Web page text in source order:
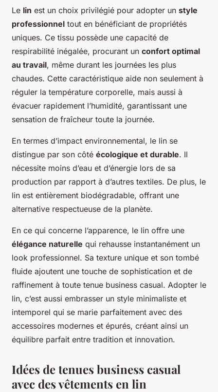
Le lin est un choix privilégié pour adopter un style
professionnel tout en bénéficiant de propriétés
uniques. Ce tissu possède une capacité de
respirabilité inégalée, procurant un confort optimal
au travail, même durant les journées les plus
chaudes. Cette caractéristique aide non seulement à
réguler la température corporelle, mais aussi à
évacuer rapidement l’humidité, garantissant une
sensation de fraîcheur toute la journée.
En termes d’impact environnemental, le lin se
distingue par son côté écologique et durable. Il
nécessite moins d’eau et d’énergie lors de sa
production par rapport à d’autres textiles. De plus, le
lin est entièrement biodégradable, offrant une
alternative respectueuse de la planète.
En ce qui concerne l’apparence, le lin offre une
élégance naturelle qui rehausse instantanément un
look professionnel. Sa texture unique et son tombé
fluide ajoutent une touche de sophistication et de
raffinement à toute tenue business casual. Adopter le
lin, c’est aussi embrasser un style minimaliste et
intemporel qui se marie parfaitement avec des
accessoires modernes et épurés, créant ainsi un
équilibre parfait entre tradition et innovation.
Idées de tenues business casual
avec des vêtements en lin